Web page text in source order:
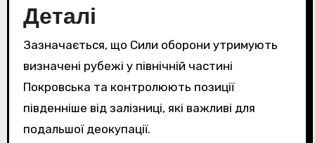
Деталі
Зазначається, що Сили оборони утримують
визначені рубежі у північній частині
Покровська та контролюють позиції
південніше від залізниці, які важливі для
подальшої деокупації.